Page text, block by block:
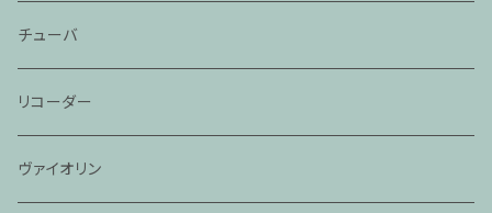
チューバ
リコーダー
ヴァイオリン